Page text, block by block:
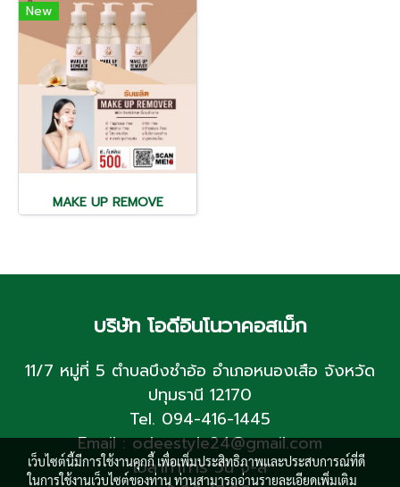
New
MAKE UP REMOVE
บริษัท โอดีอินโนวาคอสเม็ก
11/7 หมู่ที่ 5 ตำบลบึงชำอ้อ อำเภอหนองเสือ จังหวัด
ปทุมธานี 12170
Tel. 094-416-1445
Email : odeestyle24@gmail.com
เวลาทำการ วัน จ-ส
เว็บไซต์นี้มีการใช้งานคุกกี้ เพื่อเพิ่มประสิทธิภาพและประสบการณ์ที่ดี
ในการใช้งานเว็บไซต์ของท่าน ท่านสามารถอ่านรายละเอียดเพิ่มเติม